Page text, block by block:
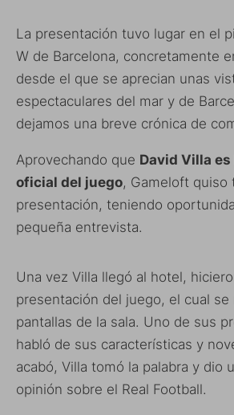
La presentación tuvo lugar en el
W de Barcelona, concretamente
desde el que se aprecian unas
espectaculares del mar y de
dejamos una breve crónica de
Aprovechando que David Villa
oficial del juego, Gameloft quiso
presentación, teniendo
pequeña entrevista.
Una vez Villa llegó al hotel,
presentación del juego, el cual se
pantallas de la sala. Uno de sus
habló de sus características y
acabó, Villa tomó la palabra y dio
opinión sobre el Real Football.